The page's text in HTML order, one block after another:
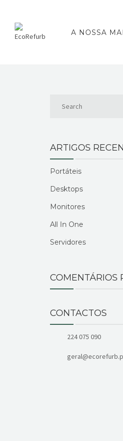
A NOSSA
ARTIGOS
Portáteis
Desktops
Monitores
All In One
Servidores
COMENTÁRIOS
CONTACTOS
224 075 090